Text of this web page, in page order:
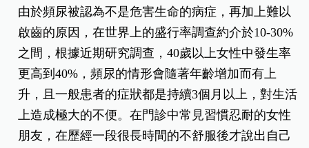
由於頻尿被認為不是危害生命的病症，再加上難以
啟齒的原因，在世界上的盛行率調查約介於10-30%
之間，根據近期研究調查，40歲以上女性中發生率
更高到40%，頻尿的情形會隨著年齡增加而有上
升，且一般患者的症狀都是持續3個月以上，對生活
上造成極大的不便。在門診中常見習慣忍耐的女性
朋友，在歷經一段很長時間的不舒服後才說出自己